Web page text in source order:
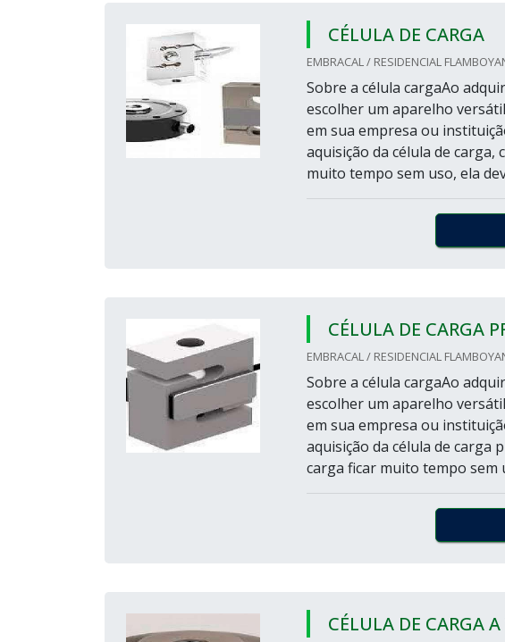
CÉLULA DE CARGA
EMBRACAL / RESIDENCIAL
Sobre a célula cargaAo
escolher um aparelho
em sua empresa ou
aquisição da célula de carga,
muito tempo sem uso, ela
CÉLULA DE CARGA
EMBRACAL / RESIDENCIAL
Sobre a célula cargaAo
escolher um aparelho
em sua empresa ou
aquisição da célula de carga
carga ficar muito tempo sem
CÉLULA DE CARGA